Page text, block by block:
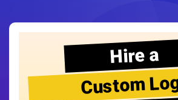
Hire a
Custom